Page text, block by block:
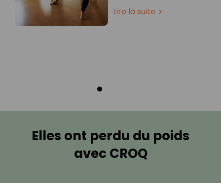
Lire la suite
Elles ont perdu du poids
avec CROQ